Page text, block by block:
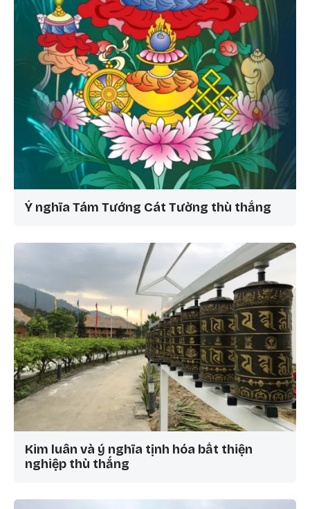
Ý nghĩa Tám Tướng Cát Tường thù thắng
Kim luân và ý nghĩa tịnh hóa bất thiện
nghiệp thù thắng